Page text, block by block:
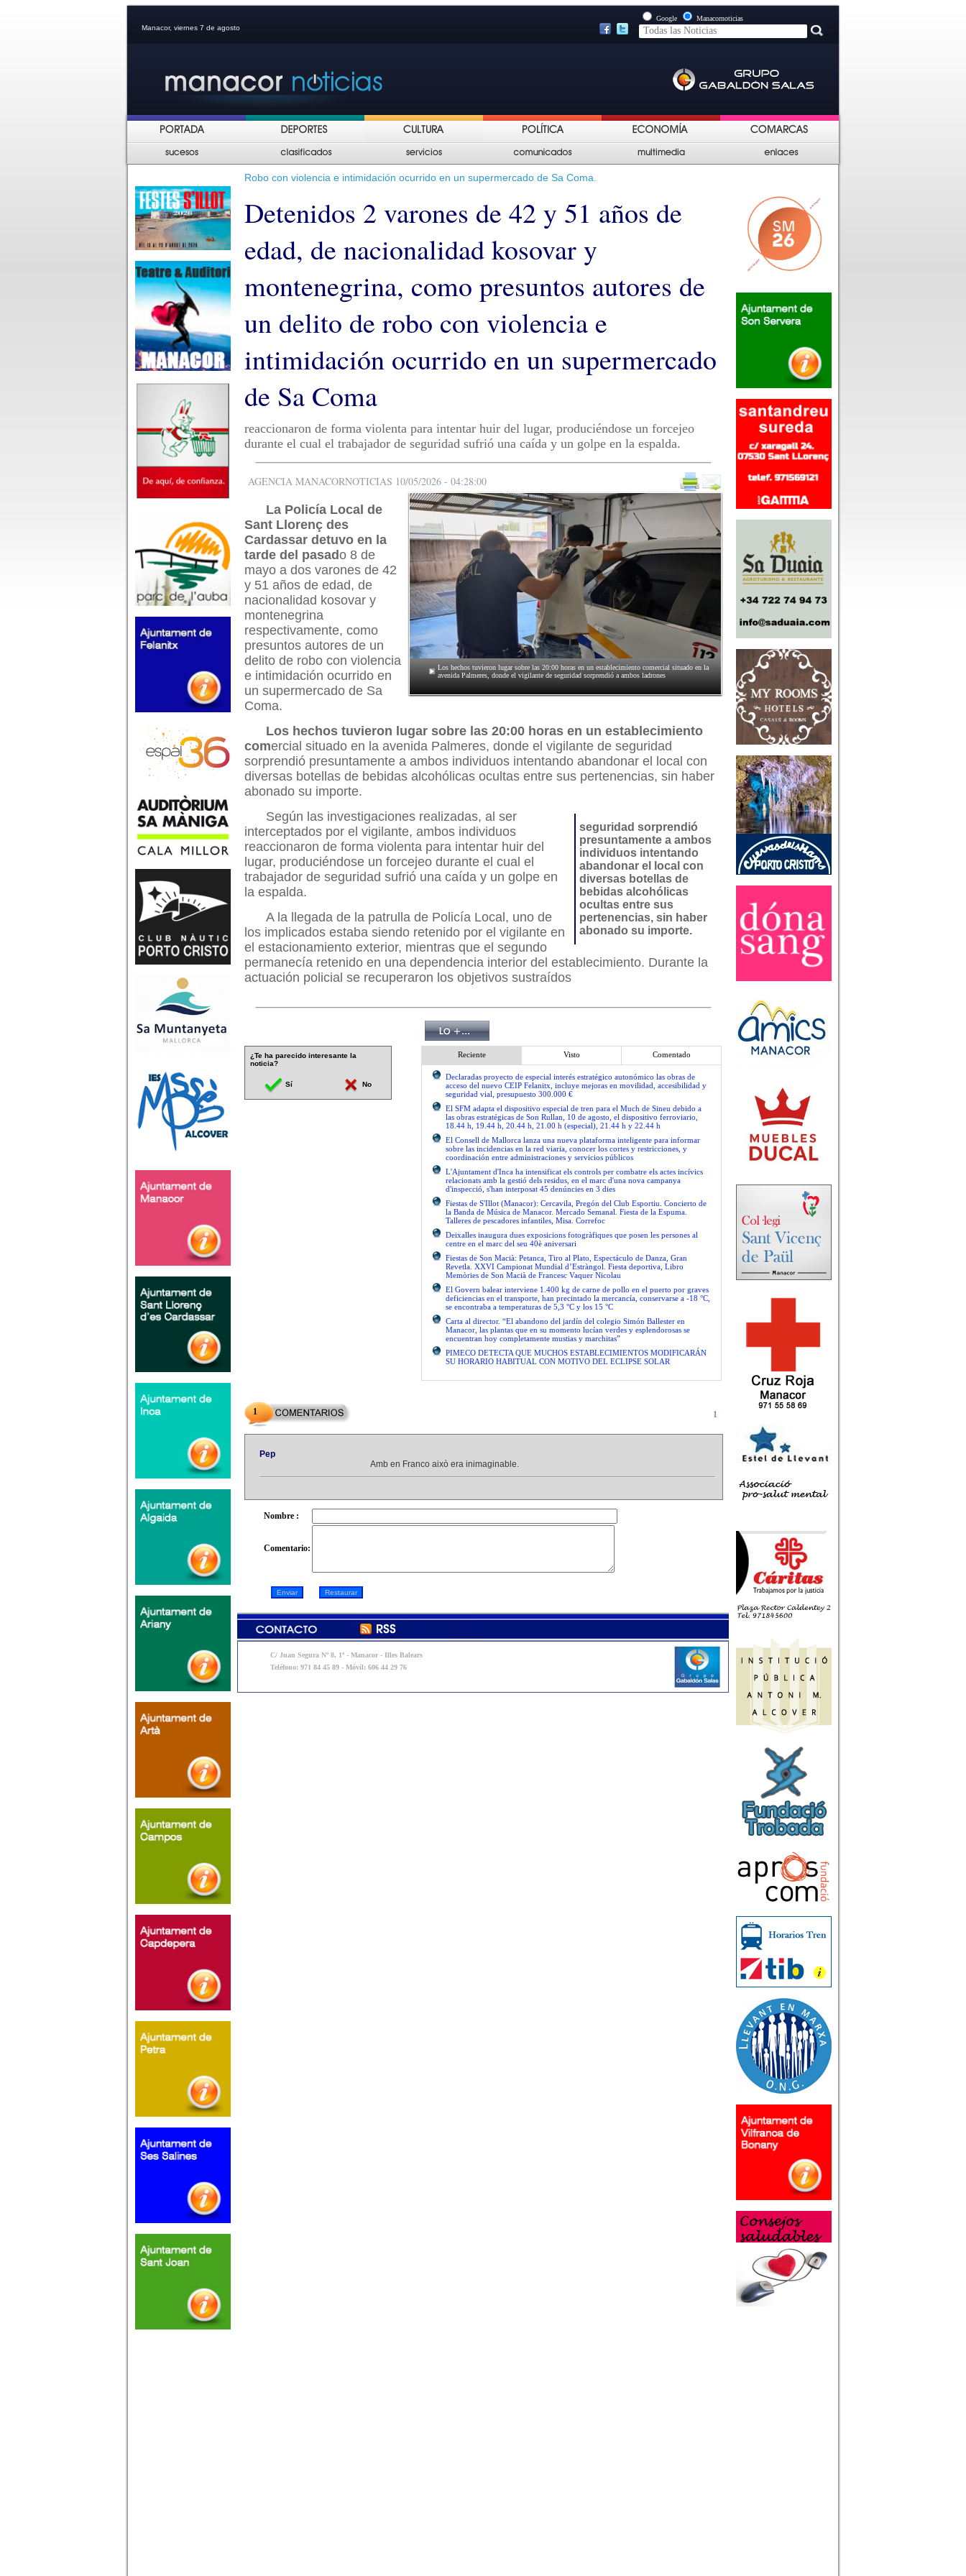
Manacor, viernes 7 de agosto
Google Manacornoticias
Robo con violencia e intimidación ocurrido en un supermercado de Sa Coma.
Detenidos 2 varones de 42 y 51 años de
edad, de nacionalidad kosovar y
montenegrina, como presuntos autores de
un delito de robo con violencia e
intimidación ocurrido en un supermercado
de Sa Coma
reaccionaron de forma violenta para intentar huir del lugar, produciéndose un forcejeo
durante el cual el trabajador de seguridad sufrió una caída y un golpe en la espalda.
AGENCIA MANACORNOTICIAS 10/05/2026 - 04:28:00
Los hechos tuvieron lugar sobre las 20:00 horas en un establecimiento comercial situado en la
avenida Palmeres, donde el vigilante de seguridad sorprendió a ambos ladrones
La Policía Local de
Sant Llorenç des
Cardassar detuvo en la
tarde del pasado 8 de
mayo a dos varones de 42
y 51 años de edad, de
nacionalidad kosovar y
montenegrina
respectivamente, como
presuntos autores de un
delito de robo con violencia
e intimidación ocurrido en
un supermercado de Sa
Coma.
Los hechos tuvieron lugar sobre las 20:00 horas en un establecimiento
comercial situado en la avenida Palmeres, donde el vigilante de seguridad
sorprendió presuntamente a ambos individuos intentando abandonar el local con
diversas botellas de bebidas alcohólicas ocultas entre sus pertenencias, sin haber
abonado su importe.
seguridad sorprendió
presuntamente a ambos
individuos intentando
abandonar el local con
diversas botellas de
bebidas alcohólicas
ocultas entre sus
pertenencias, sin haber
abonado su importe.
Según las investigaciones realizadas, al ser
interceptados por el vigilante, ambos individuos
reaccionaron de forma violenta para intentar huir del
lugar, produciéndose un forcejeo durante el cual el
trabajador de seguridad sufrió una caída y un golpe en
la espalda.
A la llegada de la patrulla de Policía Local, uno de
los implicados estaba siendo retenido por el vigilante en
el estacionamiento exterior, mientras que el segundo
permanecía retenido en una dependencia interior del establecimiento. Durante la
actuación policial se recuperaron los objetivos sustraídos
¿Te ha parecido interesante la
noticia?
Sí No
Reciente Visto Comentado
Declaradas proyecto de especial interés estratégico autonómico las obras de
acceso del nuevo CEIP Felanitx, incluye mejoras en movilidad, accesibilidad y
seguridad vial, presupuesto 300.000 €
El SFM adapta el dispositivo especial de tren para el Much de Sineu debido a
las obras estratégicas de Son Rullan, 10 de agosto, el dispositivo ferroviario,
18.44 h, 19.44 h, 20.44 h, 21.00 h (especial), 21.44 h y 22.44 h
El Consell de Mallorca lanza una nueva plataforma inteligente para informar
sobre las incidencias en la red viaria, conocer los cortes y restricciones, y
coordinación entre administraciones y servicios públicos
L'Ajuntament d'Inca ha intensificat els controls per combatre els actes incívics
relacionats amb la gestió dels residus, en el marc d'una nova campanya
d'inspecció, s'han interposat 45 denúncies en 3 dies
Fiestas de S'Illot (Manacor): Cercavila, Pregón del Club Esportiu. Concierto de
la Banda de Música de Manacor. Mercado Semanal. Fiesta de la Espuma.
Talleres de pescadores infantiles, Misa. Correfoc
Deixalles inaugura dues exposicions fotogràfiques que posen les persones al
centre en el marc del seu 40è aniversari
Fiestas de Son Macià: Petanca, Tiro al Plato, Espectáculo de Danza, Gran
Revetla. XXVI Campionat Mundial d’Estràngol. Fiesta deportiva, Libro
Memòries de Son Macià de Francesc Vaquer Nicolau
El Govern balear interviene 1.400 kg de carne de pollo en el puerto por graves
deficiencias en el transporte, han precintado la mercancía, conservarse a -18 °C,
se encontraba a temperaturas de 5,3 °C y los 15 °C
Carta al director. “El abandono del jardín del colegio Simón Ballester en
Manacor, las plantas que en su momento lucían verdes y esplendorosas se
encuentran hoy completamente mustias y marchitas”
PIMECO DETECTA QUE MUCHOS ESTABLECIMIENTOS MODIFICARÁN
SU HORARIO HABITUAL CON MOTIVO DEL ECLIPSE SOLAR
1 1
Pep
Amb en Franco això era inimaginable.
Nombre :
Comentario:
C/ Juan Segura Nº 8, 1º - Manacor - Illes Balears
Teléfono: 971 84 45 89 - Móvil: 606 44 29 76